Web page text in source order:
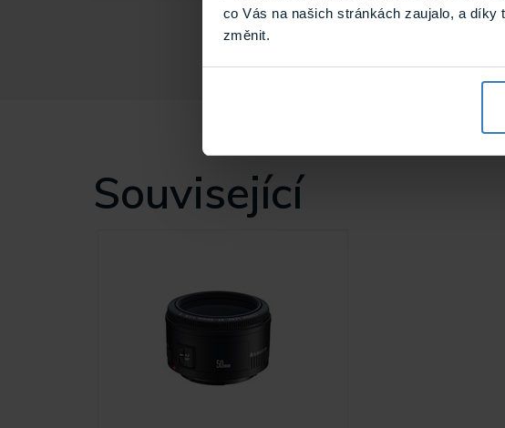
co Vás na našich stránkách zaujalo, a
změnit.
Související